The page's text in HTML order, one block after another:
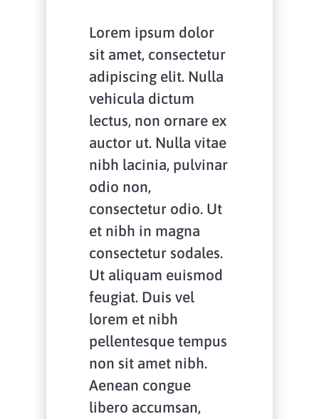
Lorem ipsum dolor
sit amet, consectetur
adipiscing elit. Nulla
vehicula dictum
lectus, non ornare ex
auctor ut. Nulla vitae
nibh lacinia, pulvinar
odio non,
consectetur odio. Ut
et nibh in magna
consectetur sodales.
Ut aliquam euismod
feugiat. Duis vel
lorem et nibh
pellentesque tempus
non sit amet nibh.
Aenean congue
libero accumsan,